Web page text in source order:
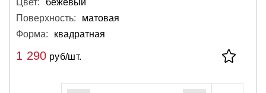
Поверхность:
матовая
Форма:
квадратная
1 290 руб/шт.